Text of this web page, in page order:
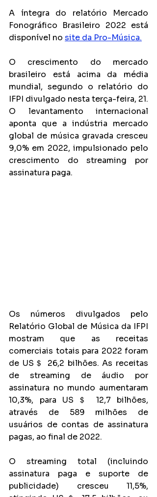
A íntegra do relatório Mercado
Fonográfico Brasileiro 2022 está
disponível no site da Pro-Música.
O crescimento do mercado
brasileiro está acima da média
mundial, segundo o relatório do
IFPI divulgado nesta terça-feira, 21.
O levantamento internacional
aponta que a indústria mercado
global de música gravada cresceu
9,0% em 2022, impulsionado pelo
crescimento do streaming por
assinatura paga.
Os números divulgados pelo
Relatório Global de Música da IFPI
mostram que as receitas
comerciais totais para 2022 foram
de US＄ 26,2 bilhões. As receitas
de streaming de áudio por
assinatura no mundo aumentaram
10,3%, para US＄ 12,7 bilhões,
através de 589 milhões de
usuários de contas de assinatura
pagas, ao final de 2022.
O streaming total (incluindo
assinatura paga e suporte de
publicidade) cresceu 11,5%,